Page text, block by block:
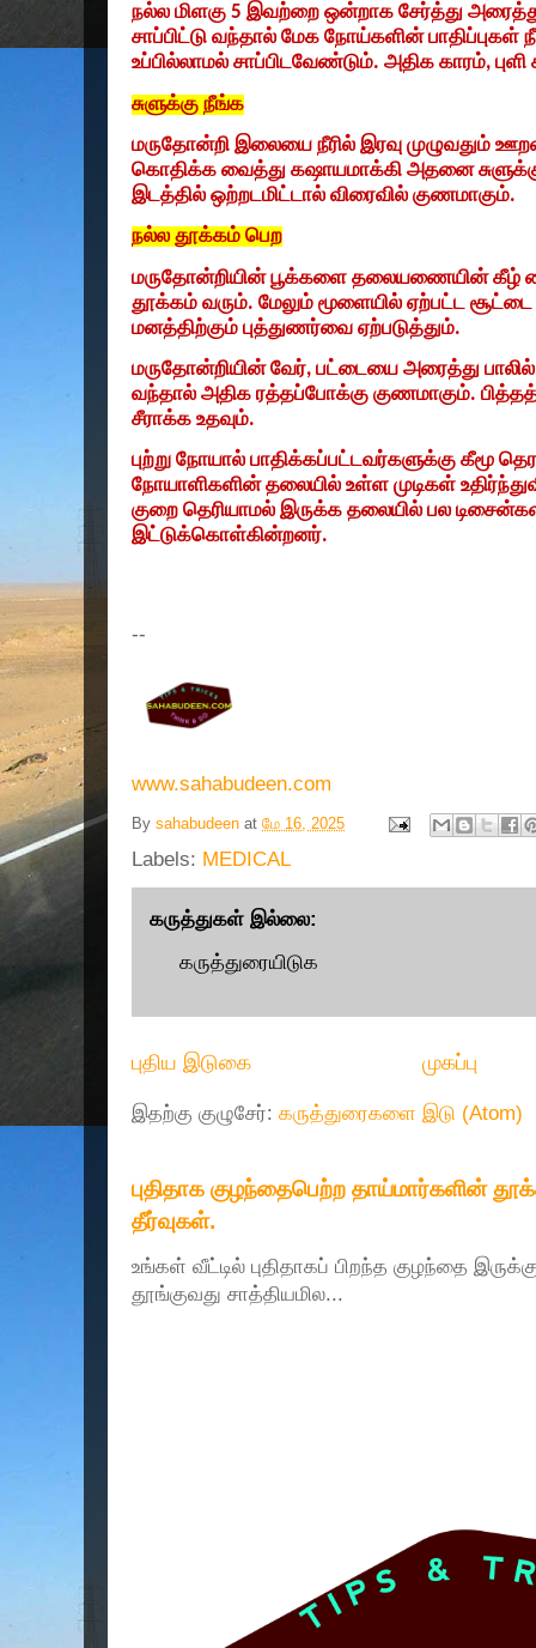
நல்ல மிளகு 5 இவற்றை ஒன்றாக சேர்த்து
சாப்பிட்டு வந்தால் மேக நோய்களின்
உப்பில்லாமல் சாப்பிடவேண்டும். அதிக காரம்,
சுளுக்கு நீங்க
மருதோன்றி இலையை நீரில் இரவு முழுவதும்
கொதிக்க வைத்து கஷாயமாக்கி அதனை
இடத்தில் ஒற்றடமிட்டால் விரைவில் குணமாகும்.
நல்ல தூக்கம் பெற
மருதோன்றியின் பூக்களை தலையணையின் கீழ்
தூக்கம் வரும். மேலும் மூளையில் ஏற்பட்ட சூட்டை
மனத்திற்கும் புத்துணர்வை ஏற்படுத்தும்.
மருதோன்றியின் வேர், பட்டையை அரைத்து பாலில்
வந்தால் அதிக ரத்தப்போக்கு குணமாகும்.
சீராக்க உதவும்.
புற்று நோயால் பாதிக்கப்பட்டவர்களுக்கு கீமூ
நோயாளிகளின் தலையில் உள்ள முடிகள்
குறை தெரியாமல் இருக்க தலையில் பல
இட்டுக்கொள்கின்றனர்.
--
www.sahabudeen.com
By sahabudeen at மே 16, 2025
Labels: MEDICAL
கருத்துகள் இல்லை:
கருத்துரையிடுக
புதிய இடுகை முகப்பு
இதற்கு குழுசேர்: கருத்துரைகளை இடு (Atom)
புதிதாக குழந்தைபெற்ற தாய்மார்களின்
தீர்வுகள்.
உங்கள் வீட்டில் புதிதாகப் பிறந்த குழந்தை
தூங்குவது சாத்தியமில...